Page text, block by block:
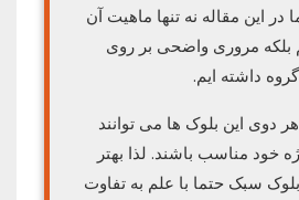
این مقاله نه تنها ماهیت آن
بلکه مروری واضحی بر روی
داشته ایم.
هر دوی این بلوک ها می توانند
خود مناسب باشند. لذا بهتر
سبک حتما با علم به تفاوت